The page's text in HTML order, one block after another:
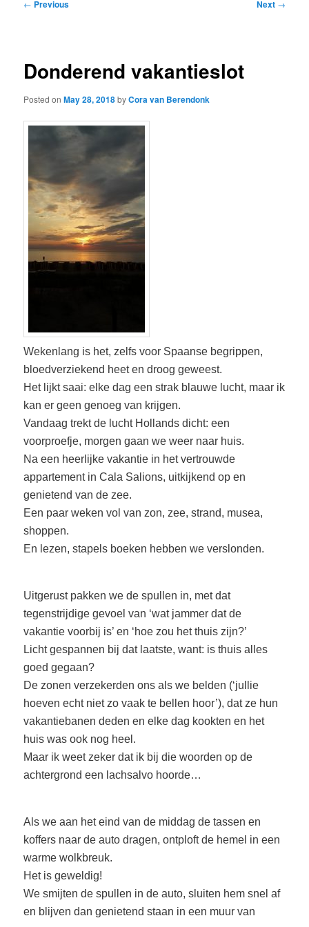
← Previous Next →
Donderend vakantieslot
Posted onMay 28, 2018byCora van Berendonk
Wekenlang is het, zelfs voor Spaanse begrippen,
bloedverziekend heet en droog geweest.
Het lijkt saai: elke dag een strak blauwe lucht, maar ik
kan er geen genoeg van krijgen.
Vandaag trekt de lucht Hollands dicht: een
voorproefje, morgen gaan we weer naar huis.
Na een heerlijke vakantie in het vertrouwde
appartement in Cala Salions, uitkijkend op en
genietend van de zee.
Een paar weken vol van zon, zee, strand, musea,
shoppen.
En lezen, stapels boeken hebben we verslonden.
Uitgerust pakken we de spullen in, met dat
tegenstrijdige gevoel van ‘wat jammer dat de
vakantie voorbij is’ en ‘hoe zou het thuis zijn?’
Licht gespannen bij dat laatste, want: is thuis alles
goed gegaan?
De zonen verzekerden ons als we belden (‘jullie
hoeven echt niet zo vaak te bellen hoor’), dat ze hun
vakantiebanen deden en elke dag kookten en het
huis was ook nog heel.
Maar ik weet zeker dat ik bij die woorden op de
achtergrond een lachsalvo hoorde…
Als we aan het eind van de middag de tassen en
koffers naar de auto dragen, ontploft de hemel in een
warme wolkbreuk.
Het is geweldig!
We smijten de spullen in de auto, sluiten hem snel af
en blijven dan genietend staan in een muur van